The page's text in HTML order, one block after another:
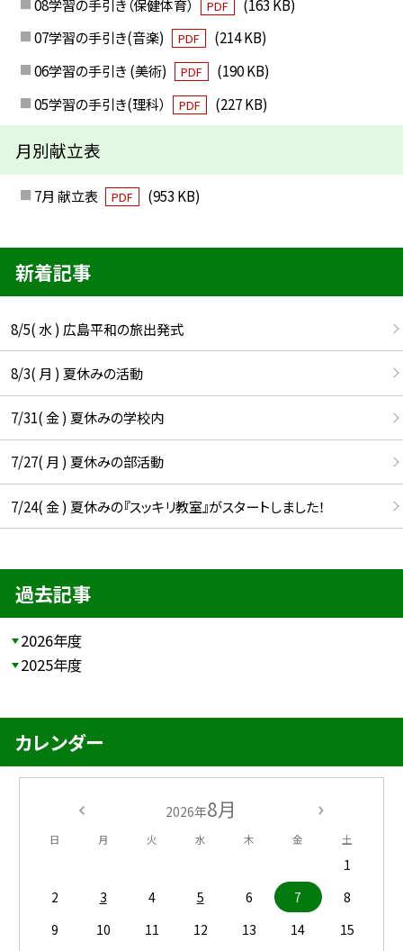
08学習の手引き（保健体育） PDF
(163 KB)
07学習の手引き(音楽)
PDF
(214 KB)
06学習の手引き (美術)
PDF
(190 KB)
05学習の手引き(理科）
PDF (227 KB)
月別献立表
7月 献立表 PDF (953 KB)
新着記事
8/5( 水 ) 広島平和の旅出発式
8/3( 月 ) 夏休みの活動
7/31( 金 ) 夏休みの学校内
7/27( 月 ) 夏休みの部活動
7/24( 金 ) 夏休みの『スッキリ教室』がスタートしました！
過去記事
2026年度
2025年度
カレンダー
2026年8月
日 月 火 水 木 金 土
1
2
3 4 5 6 7
8
9
10 11 12 13 14
15